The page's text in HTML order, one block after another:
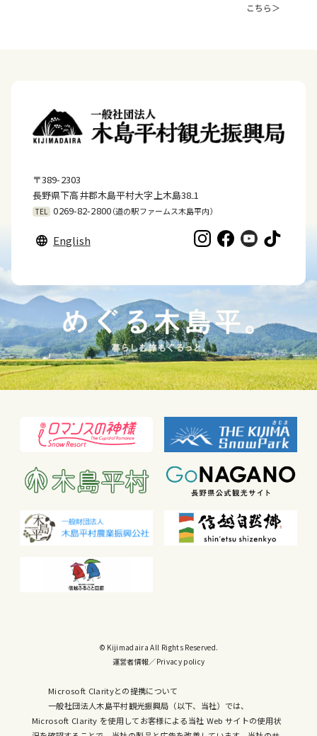
こちら＞
〒389-2303
長野県下高井郡木島平村大字上木島38₋1
TEL 0269-82-2800（道の駅ファームス木島平内）
English
© Kijimadaira All Rights Reserved.
運営者情報／Privacy policy
Microsoft Clarityとの提携について
一般社団法人木島平村観光振興局（以下、当社）では、
Microsoft Clarity を使用してお客様による当社 Web サイトの使用状